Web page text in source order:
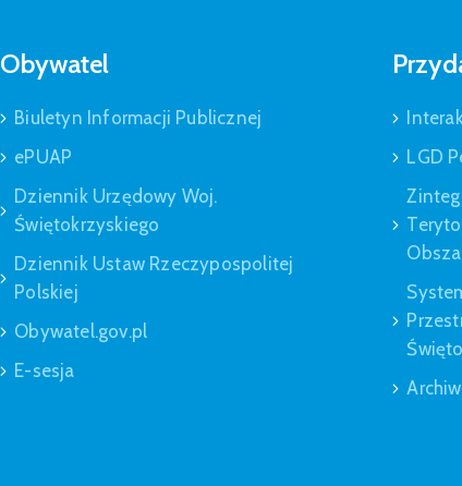
Obywatel
Biuletyn Informacji Publicznej
ePUAP
Dziennik Urzędowy Woj.
Świętokrzyskiego
Dziennik Ustaw Rzeczypospolitej
Polskiej
Obywatel.gov.pl
E-sesja
LGD